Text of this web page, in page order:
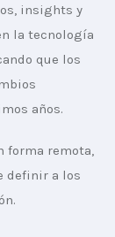
insights y
la tecnología
que los
años.
forma remota,
definir a los